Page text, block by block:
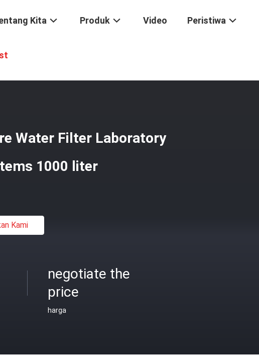
Kita Produk Video Peristiwa
Murni
Water Filter Laboratory
1000 liter
Kami
negotiate the
price
harga